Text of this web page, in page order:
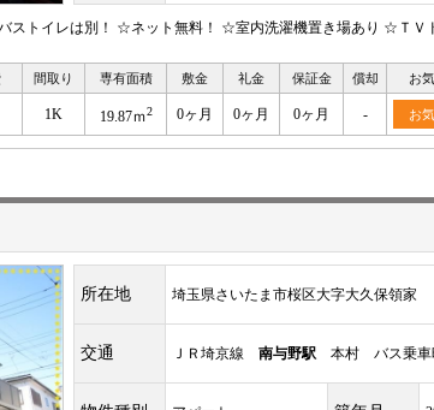
トイレは別！ ☆ネット無料！ ☆室内洗濯機置き場あり ☆ＴＶ
間取り 専有面積 敷金 礼金 保証金 償却 お
1K 19.87ｍ2 0ヶ月 0ヶ月 0ヶ月 - お
所在地 埼玉県さいたま市桜区大字大久保領家
交通 ＪＲ埼京線 南与野駅 本村 バス乗車